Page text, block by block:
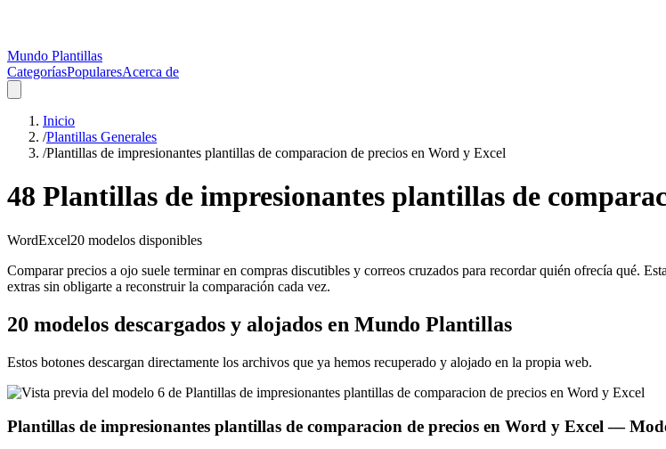
Mundo Plantillas
CategoríasPopularesAcerca de
Inicio
/Plantillas Generales
/Plantillas de impresionantes plantillas de comparacion de precios en Word y Excel
48 Plantillas de impresionantes plantillas de
WordExcel20 modelos disponibles
Comparar precios a ojo suele terminar en compras discutibles y correos cruzados para recordar quién ofrecía qué.
extras sin obligarte a reconstruir la comparación cada vez.
20 modelos descargados y alojados en Mundo Plantillas
Estos botones descargan directamente los archivos que ya hemos recuperado y alojado en la propia web.
Plantillas de impresionantes plantillas de comparacion de precios en Word y Excel—